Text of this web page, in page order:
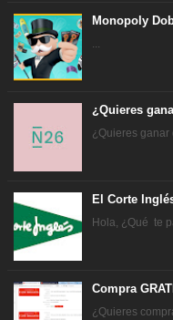
Monopoly
...
¿Quieres
¿Quieres ganar
El Corte
Hola, ¿Qué te
Compra
¿Quieres